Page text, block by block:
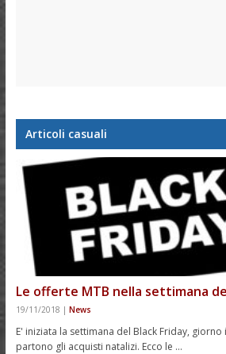
Articoli casuali
Le offerte MTB nella settimana
19/11/2018 | News
E' iniziata la settimana del Black Friday,
partono gli acquisti natalizi. Ecco le …